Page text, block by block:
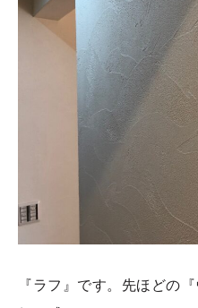
『ラフ』です。先ほどの